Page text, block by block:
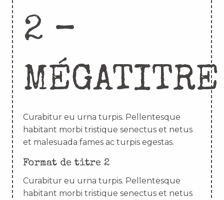
2 –
MÉGATITRE
Curabitur eu urna turpis. Pellentesque
habitant morbi tristique senectus et netus
et malesuada fames ac turpis egestas.
Format de titre 2
Curabitur eu urna turpis. Pellentesque
habitant morbi tristique senectus et netus